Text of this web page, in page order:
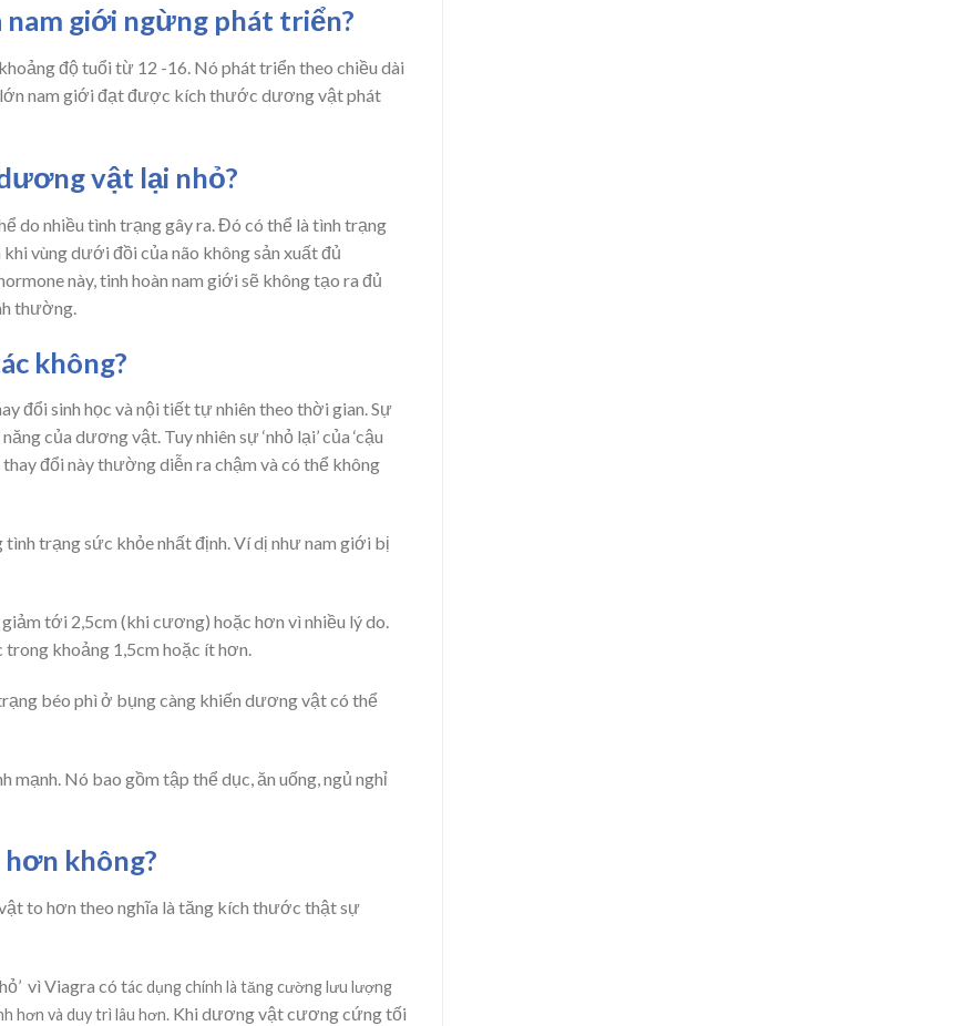
giới ngừng phát triển?
độ tuổi từ 12 -16. Nó phát triển theo chiều dài
nam giới đạt được kích thước dương vật phát
vật lại nhỏ?
do nhiều tình trạng gây ra. Đó có thể là tình trạng
vùng dưới đồi của não không sản xuất đủ
này, tinh hoàn nam giới sẽ không tạo ra đủ
thường.
không?
đổi sinh học và nội tiết tự nhiên theo thời gian. Sự
của dương vật. Tuy nhiên sự ‘nhỏ lại’ của ‘cậu
đổi này thường diễn ra chậm và có thể không
trạng sức khỏe nhất định. Ví dị như nam giới bị
tới 2,5cm (khi cương) hoặc hơn vì nhiều lý do.
khoảng 1,5cm hoặc ít hơn.
béo phì ở bụng càng khiến dương vật có thể
mạnh. Nó bao gồm tập thể dục, ăn uống, ngủ nghỉ
hơn không?
to hơn theo nghĩa là tăng kích thước thật sự
vì Viagra có tác dụng chính là tăng cường lưu lượng
hơn và duy trì lâu hơn. Khi dương vật cương cứng tối